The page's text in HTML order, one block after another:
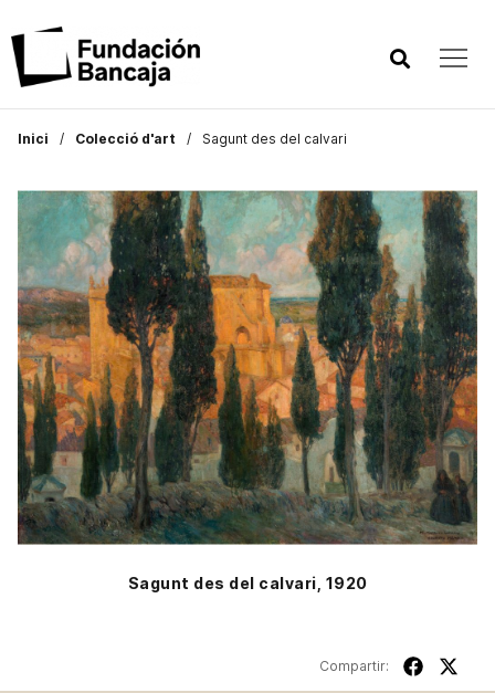
Inici Colecció d'art Sagunt des del calvari
Sagunt des del calvari, 1920
Compartir: